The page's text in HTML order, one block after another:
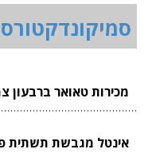
סמיקונדקטורס
מכירות טאואר ברבעון
אינטל מגבשת תשתית